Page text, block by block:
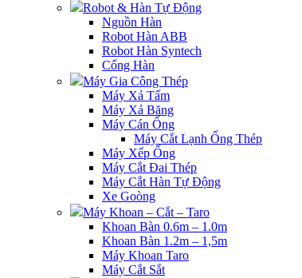
Robot & Hàn Tự Động
Nguồn Hàn
Robot Hàn ABB
Robot Hàn Syntech
Cổng Hàn
Máy Gia Công Thép
Máy Xả Tấm
Máy Xả Băng
Máy Cán Ống
Máy Cắt Lạnh Ống Thép
Máy Xếp Ống
Máy Cắt Đai Thép
Máy Cắt Hàn Tự Động
Xe Goòng
Máy Khoan – Cắt – Taro
Khoan Bàn 0.6m – 1.0m
Khoan Bàn 1.2m – 1,5m
Máy Khoan Taro
Máy Cắt Sắt